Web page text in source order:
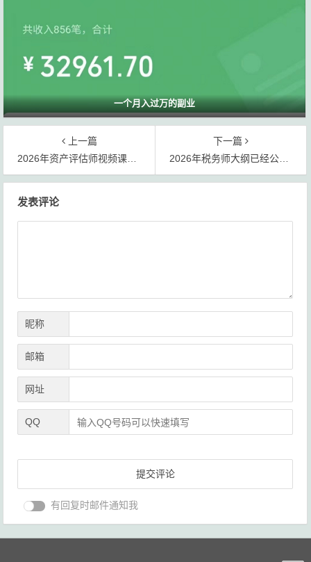
一个月入过万的副业
上一篇
2026年资产评估师视频课程＋辅导教材电子版网盘资源免费分享
下一篇
2026年税务师大纲已经公布，官方教材这些变化，一定要看
发表评论
昵称
邮箱
网址
QQ
有回复时邮件通知我